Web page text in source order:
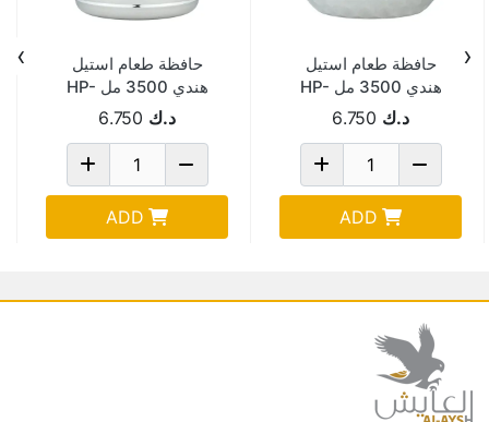
حافظة طعام استيل
هندي 3500 مل HP-
211 د.ك 6.750
ADD
حافظة طعام استيل
هندي 3500 مل HP-
313 د.ك 6.750
ADD
‹
›